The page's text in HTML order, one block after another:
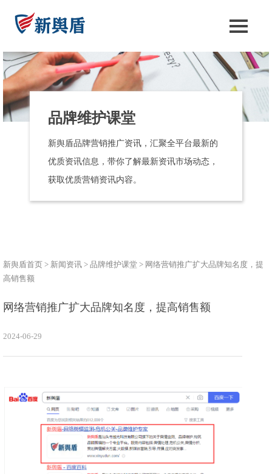
品牌维护课堂
新舆盾品牌营销推广资讯，汇聚全平台最新的
优质资讯信息，带你了解最新资讯市场动态，
获取优质营销资讯内容。
新舆盾首页 > 新闻资讯 > 品牌维护课堂 > 网络营销推广扩大品牌知名度，提
高销售额
网络营销推广扩大品牌知名度，提高销售额
2024-06-29